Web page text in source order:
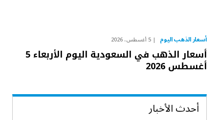
أسعار الذهب اليوم 5 أغسطس، 2026
أسعار الذهب في السعودية اليوم الأربعاء 5
أغسطس 2026
أحدث الأخبار